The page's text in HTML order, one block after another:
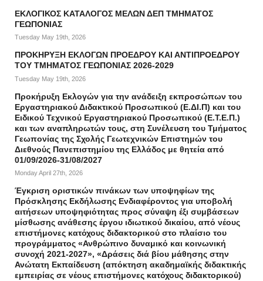
ΕΚΛΟΓΙΚΟΣ ΚΑΤΑΛΟΓΟΣ ΜΕΛΩΝ ΔΕΠ ΤΜΗΜΑΤΟΣ
ΓΕΩΠΟΝΙΑΣ
Tuesday May 19th, 2026
ΠΡΟΚΗΡΥΞΗ ΕΚΛΟΓΩΝ ΠΡΟΕΔΡΟΥ ΚΑΙ ΑΝΤΙΠΡΟΕΔΡΟΥ
ΤΟΥ ΤΜΗΜΑΤΟΣ ΓΕΩΠΟΝΙΑΣ 2026-2029
Tuesday May 19th, 2026
Προκήρυξη Εκλογών για την ανάδειξη εκπροσώπων του
Εργαστηριακού Διδακτικού Προσωπικού (Ε.ΔΙ.Π) και του
Ειδικού Τεχνικού Εργαστηριακού Προσωπικού (Ε.Τ.Ε.Π.)
και των αναπληρωτών τους, στη Συνέλευση του Τμήματος
Γεωπονίας της Σχολής Γεωτεχνικών Επιστημών του
Διεθνούς Πανεπιστημίου της Ελλάδος με θητεία από
01/09/2026-31/08/2027
Monday April 27th, 2026
Έγκριση οριστικών πινάκων των υποψηφίων της
Πρόσκλησης Εκδήλωσης Ενδιαφέροντος για υποβολή
αιτήσεων υποψηφιότητας προς σύναψη έξι συμβάσεων
μίσθωσης ανάθεσης έργου ιδιωτικού δικαίου, από νέους
επιστήμονες κατόχους διδακτορικού στο πλαίσιο του
προγράμματος «Ανθρώπινο δυναμικό και κοινωνική
συνοχή 2021-2027», «Δράσεις διά βίου μάθησης στην
Ανώτατη Εκπαίδευση (απόκτηση ακαδημαϊκής διδακτικής
εμπειρίας σε νέους επιστήμονες κατόχους διδακτορικού)